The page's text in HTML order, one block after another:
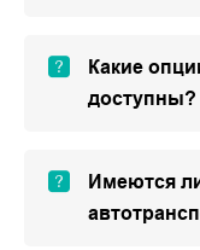
Какие
доступны?
Имеются